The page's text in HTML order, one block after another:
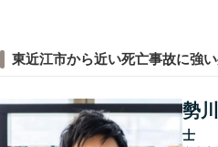
東近江市から近い死亡事故に強
勢
士